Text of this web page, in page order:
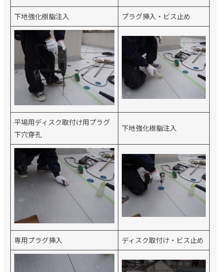
下地強化樹脂注入 プラグ挿入・ビス止め
平場用ディスク取付け用プラグ
下穴穿孔
下地強化樹脂注入
専用プラグ挿入 ディスク取付け・ビス止め